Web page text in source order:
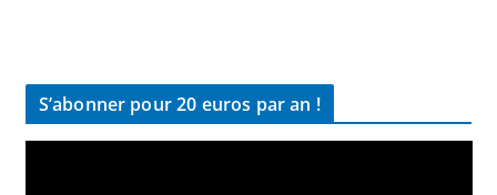
S’abonner pour 20 euros par an !